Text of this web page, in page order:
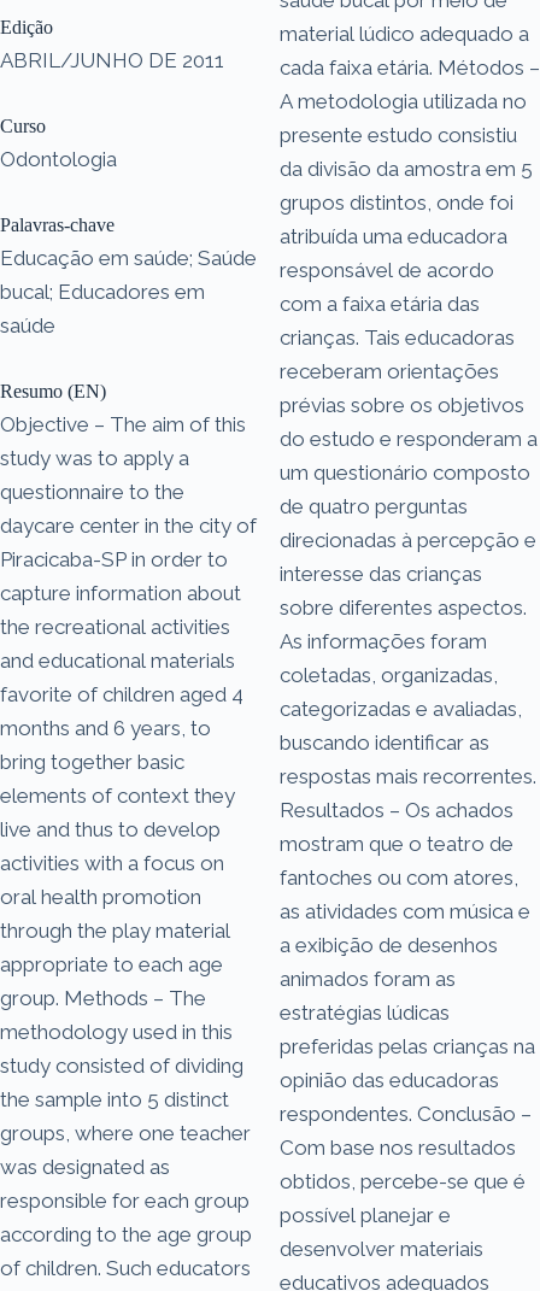
Edição
ABRIL/JUNHO DE 2011
Curso
Odontologia
Palavras-chave
Educação em saúde; Saúde
bucal; Educadores em
saúde
Resumo (EN)
Objective – The aim of this
study was to apply a
questionnaire to the
daycare center in the city of
Piracicaba-SP in order to
capture information about
the recreational activities
and educational materials
favorite of children aged 4
months and 6 years, to
bring together basic
elements of context they
live and thus to develop
activities with a focus on
oral health promotion
through the play material
appropriate to each age
group. Methods – The
methodology used in this
study consisted of dividing
the sample into 5 distinct
groups, where one teacher
was designated as
responsible for each group
according to the age group
of children. Such educators
material lúdico adequado a
cada faixa etária. Métodos –
A metodologia utilizada no
presente estudo consistiu
da divisão da amostra em 5
grupos distintos, onde foi
atribuída uma educadora
responsável de acordo
com a faixa etária das
crianças. Tais educadoras
receberam orientações
prévias sobre os objetivos
do estudo e responderam a
um questionário composto
de quatro perguntas
direcionadas à percepção e
interesse das crianças
sobre diferentes aspectos.
As informações foram
coletadas, organizadas,
categorizadas e avaliadas,
buscando identificar as
respostas mais recorrentes.
Resultados – Os achados
mostram que o teatro de
fantoches ou com atores,
as atividades com música e
a exibição de desenhos
animados foram as
estratégias lúdicas
preferidas pelas crianças na
opinião das educadoras
respondentes. Conclusão –
Com base nos resultados
obtidos, percebe-se que é
possível planejar e
desenvolver materiais
educativos adequados